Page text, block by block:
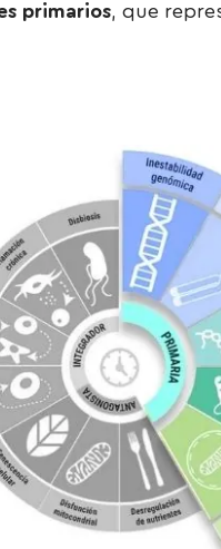
primarios, que